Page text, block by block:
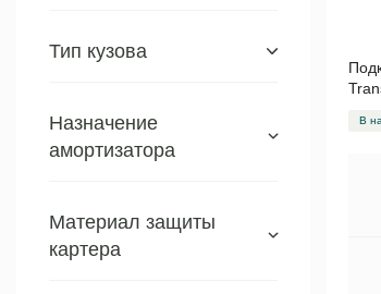
Тип кузова
Назначение
амортизатора
Материал защиты
картера
В